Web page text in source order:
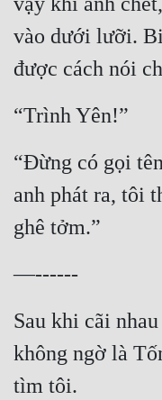
vào dưới lưỡi.
được cách nói
“Trình Yên!”
“Đừng có gọi
anh phát ra, tôi
ghê tởm.”
—------
Sau khi cãi
không ngờ là
tìm tôi.